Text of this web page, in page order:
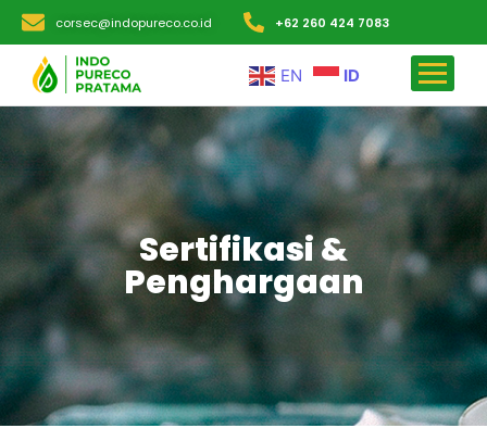
corsec@indopureco.co.id +62 260 424 7083
EN ID
Sertifikasi &
Penghargaan